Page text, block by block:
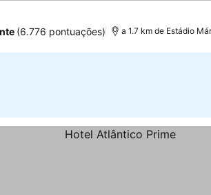
(6.776 pontuações) a 1.7 km de Estádio